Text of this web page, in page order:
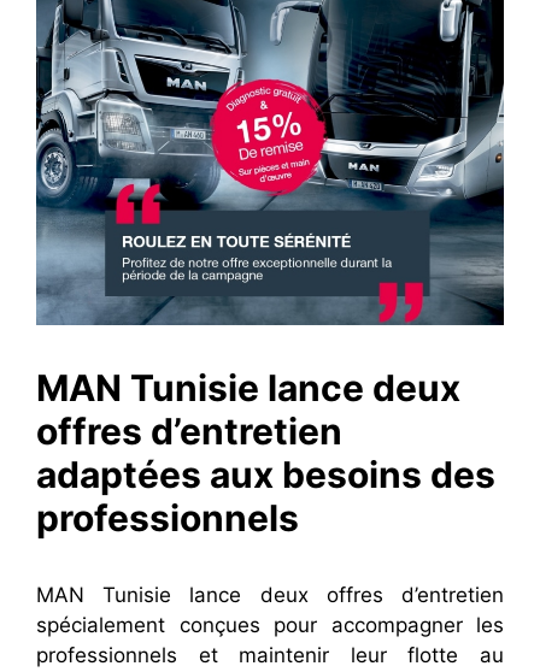
MAN Tunisie lance deux
offres d’entretien
adaptées aux besoins des
professionnels
MAN Tunisie lance deux offres d’entretien
spécialement conçues pour accompagner les
professionnels et maintenir leur flotte au